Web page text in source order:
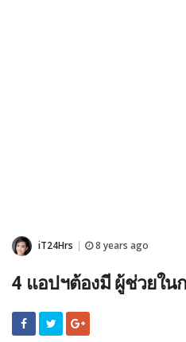
iT24Hrs 8 years ago
4 แอปฯต้องมี ผู้ช่วยใน